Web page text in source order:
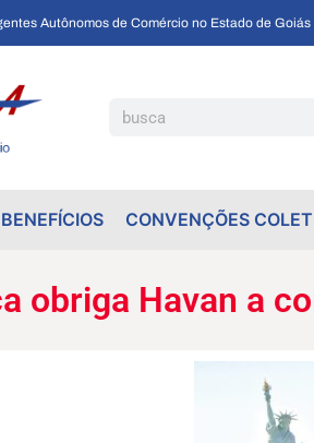
Autônomos de Comércio no Estado de Goiás
BENEFÍCIOS CONVENÇÕES
obriga Havan a